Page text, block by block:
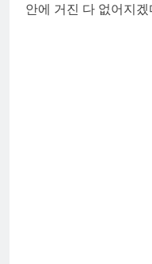
안에 거진 다 없어지겠